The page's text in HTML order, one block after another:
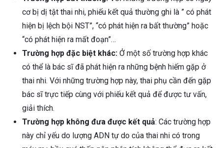
cơ bị dị tật thai nhi, phiếu kết quả thường ghi là ” có phát
hiện bị lệch bội NST”, “có phát hiện ra bất thường” hoặc
“có phát hiện ra mất đoạn”…
Trường hợp đặc biệt khác: Ở một số trường hợp khác
có thể là bác sĩ đã phát hiện ra những bệnh hiếm gặp ở
thai nhi. Với những trường hợp này, thai phụ cần đến gặp
bác sĩ trực tiếp cùng với phiếu kết quả để được tư vấn,
giải thích.
Trường hợp không đưa được kết quả: Các trường hợp
này chỉ yếu do lượng ADN tự do của thai nhi có trong